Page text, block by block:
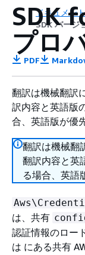
ドキュメント
SDK バージ
SDK
プロ
PDF
翻訳は機械翻訳
訳内容と英語版
合、英語版が優
翻訳は機械翻
翻訳内容と英
る場合、英語
は、共有
認証情報のロー
は にある共有